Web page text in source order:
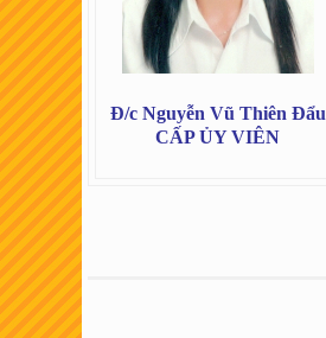
Đ/c Nguyễn Vũ Thiên Đẩu
CẤP ỦY VIÊN